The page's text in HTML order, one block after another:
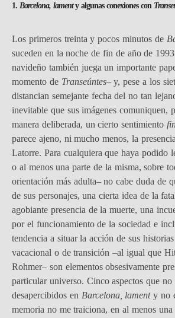
1. Barcelona, lamenty algunas conexiones con
Los primeros treinta y pocos minutos de
suceden en la noche de fin de año de
navideño también juega un importante
momento de Transeúntes– y, pese a los
distancian semejante fecha del no tan
inevitable que sus imágenes comuniquen,
manera deliberada, un cierto sentimiento
parece ajeno, ni mucho menos, la
Latorre. Para cualquiera que haya podido
o al menos una parte de la misma, sobre
orientación más adulta– no cabe duda de
de sus personajes, una cierta idea de la
agobiante presencia de la muerte, una
por el funcionamiento de la sociedad e
tendencia a situar la acción de sus
vacacional o de transición –al igual que
Rohmer– son elementos obsesivamente
particular universo. Cinco aspectos que no
desapercibidos en Barcelona, lamenty no
memoria no me traiciona, en al menos